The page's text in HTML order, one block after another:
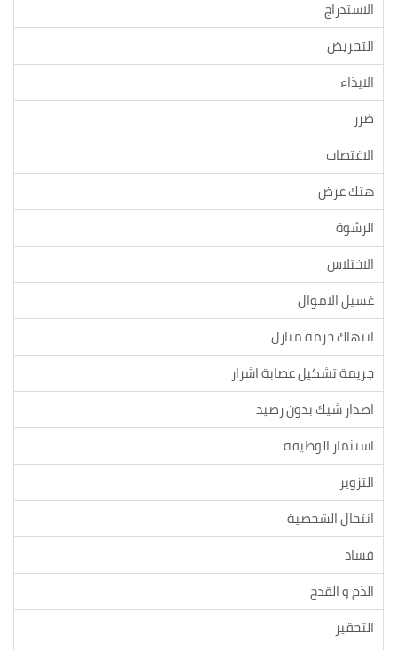
الاستدراج
التحريض
الايذاء
ضرر
الاغتصاب
هتك عرض
الرشوة
الاختلاس
غسيل الاموال
انتهاك حرمة منازل
جريمة تشكيل عصابة اشرار
اصدار شيك بدون رصيد
استثمار الوظيفة
التزوير
انتحال الشخصية
فساد
الذم و القدح
التحقير